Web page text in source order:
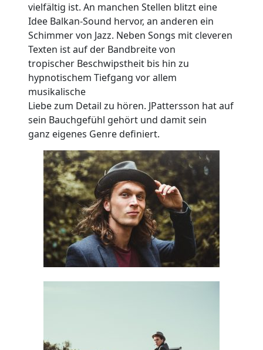
vielfältig ist. An manchen Stellen blitzt eine
Idee Balkan-Sound hervor, an anderen ein
Schimmer von Jazz. Neben Songs mit cleveren
Texten ist auf der Bandbreite von
tropischer Beschwipstheit bis hin zu
hypnotischem Tiefgang vor allem
musikalische
Liebe zum Detail zu hören. JPattersson hat auf
sein Bauchgefühl gehört und damit sein
ganz eigenes Genre definiert.